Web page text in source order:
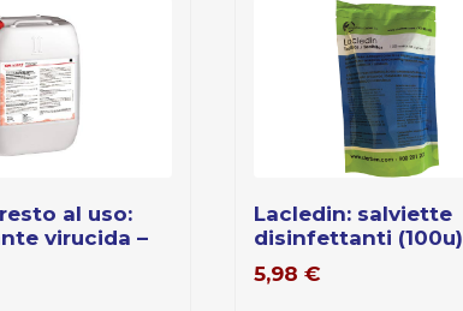
virucida –
lacledin: salviette
disinfettanti (100u)
5,98 €